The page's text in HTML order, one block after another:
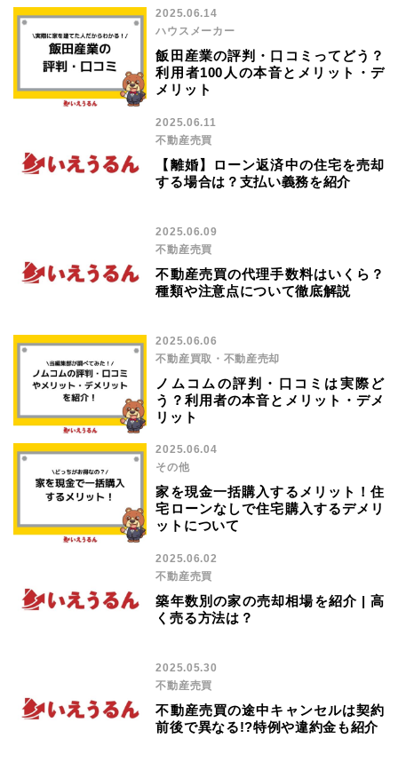
飯田産業の評判・口コミってどう？
利用者100人の本音とメリット・デ
メリット
2025.06.14
ハウスメーカー
【離婚】ローン返済中の住宅を売却
する場合は？支払い義務を紹介
2025.06.11
不動産売買
不動産売買の代理手数料はいくら？
種類や注意点について徹底解説
2025.06.09
不動産売買
ノムコムの評判・口コミは実際ど
う？利用者の本音とメリット・デメ
リット
2025.06.06
不動産買取・不動産売却
家を現金一括購入するメリット！住
宅ローンなしで住宅購入するデメリ
ットについて
2025.06.04
その他
築年数別の家の売却相場を紹介 | 高
く売る方法は？
2025.06.02
不動産売買
不動産売買の途中キャンセルは契約
前後で異なる!?特例や違約金も紹介
2025.05.30
不動産売買